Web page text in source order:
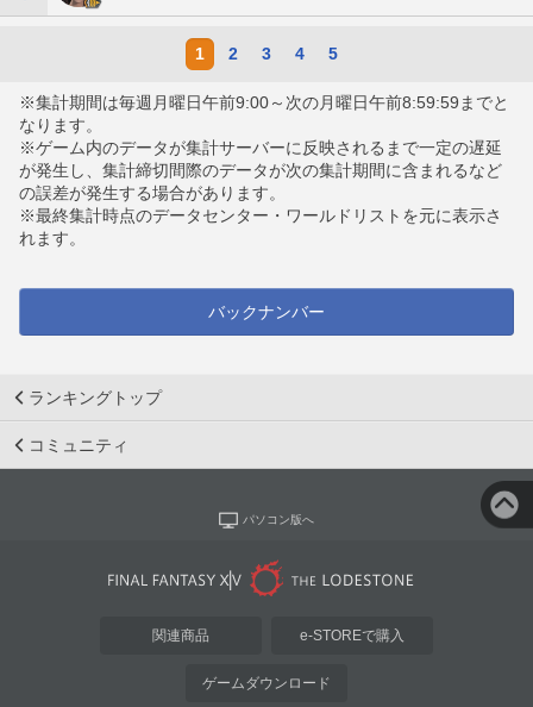
1 2 3 4 5
※集計期間は毎週月曜日午前9:00～次の月曜日午前8:59:59までと
なります。
※ゲーム内のデータが集計サーバーに反映されるまで一定の遅延
が発生し、集計締切間際のデータが次の集計期間に含まれるなど
の誤差が発生する場合があります。
※最終集計時点のデータセンター・ワールドリストを元に表示さ
れます。
バックナンバー
ランキングトップ
コミュニティ
パソコン版へ
関連商品 e-STOREで購入
ゲームダウンロード